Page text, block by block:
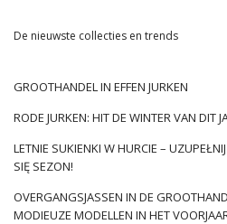
tinten zoals zwart, granaatappel of
styling. Kaki jassen zijn vaak
afgelopen jaren modellen van
naar de militaire stijl erg in de
zijn bomberjacks, parken of leren
De nieuwste collecties en trends
GROOTHANDEL IN EFFEN JURKEN
RODE JURKEN: HIT DE WINTER VAN DIT
LETNIE SUKIENKI W HURCIE –
SIĘ SEZON!
OVERGANGSJASSEN IN DE
MODIEUZE MODELLEN IN HET